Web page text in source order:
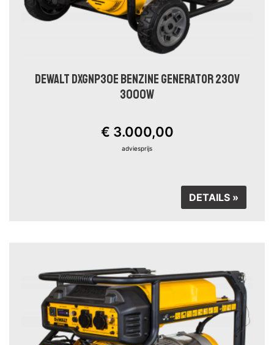
DEWALT DXGNP30E BENZINE GENERATOR 230V
3000W
€ 3.000,00
adviesprijs
DETAILS »